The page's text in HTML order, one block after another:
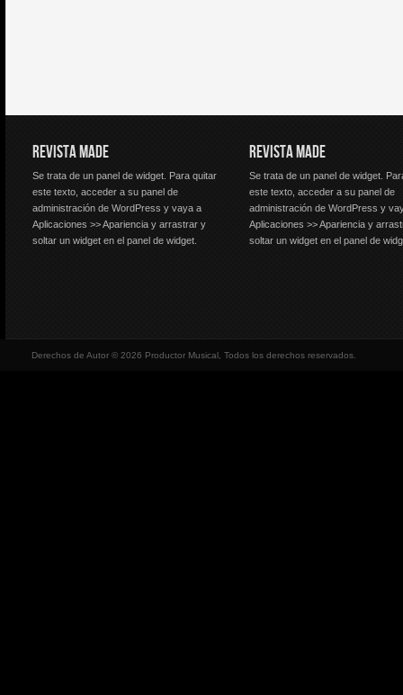
REVISTA MADE
Se trata de un panel de widget. Para quitar
este texto, acceder a su panel de
administración de WordPress y vaya a
Aplicaciones >> Apariencia y arrastrar y
soltar un widget en el panel de widget.
REVISTA MADE
Se trata de un panel de widget.
este texto, acceder a su panel de
administración de WordPress y
Aplicaciones >> Apariencia y
soltar un widget en el panel de
Derechos de Autor © 2026 Productor Musical, Todos los derechos reservados.